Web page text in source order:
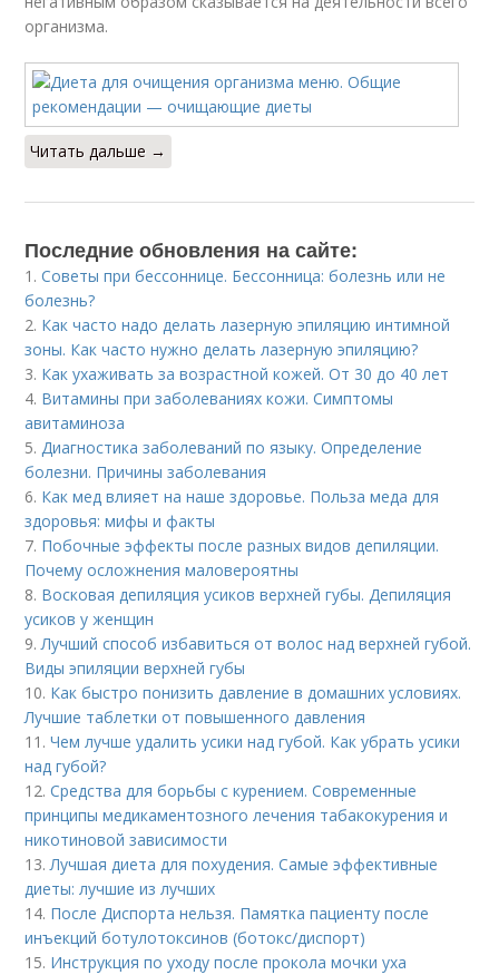
организма.
Читать дальше →
Последние обновления на сайте:
1.Советы при бессоннице. Бессонница: болезнь или не
болезнь?
2. Как часто надо делать лазерную эпиляцию интимной
зоны. Как часто нужно делать лазерную эпиляцию?
3. Как ухаживать за возрастной кожей. От 30 до 40 лет
4. Витамины при заболеваниях кожи. Симптомы
авитаминоза
5.Диагностика заболеваний по языку. Определение
болезни. Причины заболевания
6. Как мед влияет на наше здоровье. Польза меда для
здоровья: мифы и факты
7. Побочные эффекты после разных видов депиляции.
Почему осложнения маловероятны
8. Восковая депиляция усиков верхней губы. Депиляция
усиков у женщин
9.Лучший способ избавиться от волос над верхней губой.
Виды эпиляции верхней губы
10. Как быстро понизить давление в домашних условиях.
Лучшие таблетки от повышенного давления
11.Чем лучше удалить усики над губой. Как убрать усики
над губой?
12.Средства для борьбы с курением. Современные
принципы медикаментозного лечения табакокурения и
никотиновой зависимости
13.Лучшая диета для похудения. Самые эффективные
диеты: лучшие из лучших
14. После Диспорта нельзя. Памятка пациенту после
инъекций ботулотоксинов (ботокс/диспорт)
15. Инструкция по уходу после прокола мочки уха